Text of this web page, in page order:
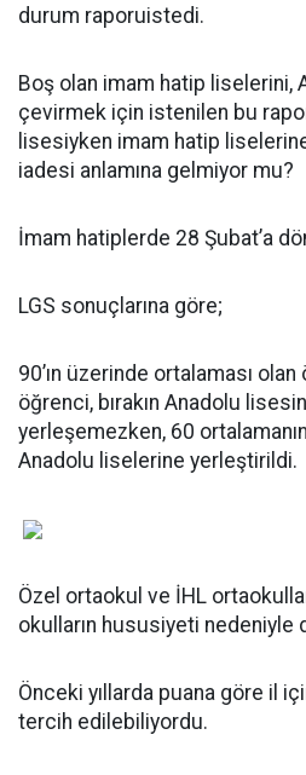
durum raporuistedi.
Boş olan imam hatip liselerini,
çevirmek için istenilen bu
lisesiyken imam hatip
iadesi anlamına gelmiyor mu?
İmam hatiplerde 28 Şubat’a
LGS sonuçlarına göre;
90’ın üzerinde ortalaması
öğrenci, bırakın Anadolu
yerleşemezken, 60
Anadolu liselerine yerleştirildi.
Özel ortaokul ve İHL
okulların hususiyeti nedeniyle
Önceki yıllarda puana göre il
tercih edilebiliyordu.